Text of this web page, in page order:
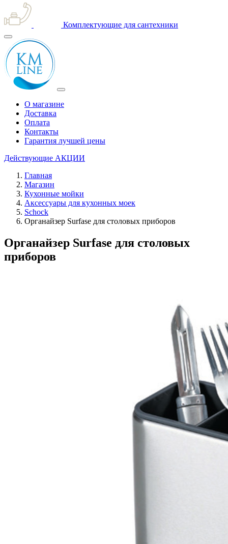
Комплектующие для сантехники
О магазине
Доставка
Оплата
Контакты
Гарантия лучшей цены
Действующие АКЦИИ
Главная
Магазин
Кухонные мойки
Аксессуары для кухонных моек
Schock
Органайзер Surfase для столовых приборов
Органайзер Surfase для столовых
приборов